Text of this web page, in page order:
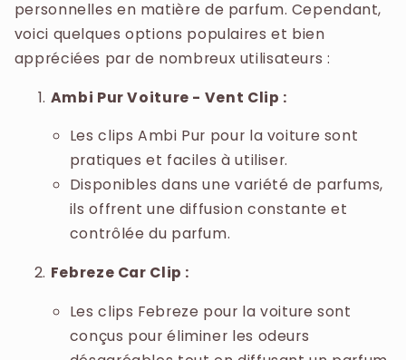
personnelles en matière de parfum. Cependant,
voici quelques options populaires et bien
appréciées par de nombreux utilisateurs :
Ambi Pur Voiture - Vent Clip :
Les clips Ambi Pur pour la voiture sont
pratiques et faciles à utiliser.
Disponibles dans une variété de parfums,
ils offrent une diffusion constante et
contrôlée du parfum.
Febreze Car Clip :
Les clips Febreze pour la voiture sont
conçus pour éliminer les odeurs